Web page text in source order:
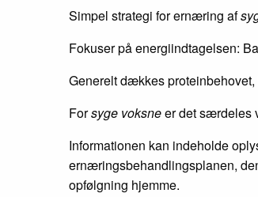
Simpel strategi for ernæring af
Fokuser på energiindtagelsen:
Generelt dækkes
Forsyge voksneer det særdeles
Informationen kan indeholde
ernæringsbehandlingsplanen,
opfølgning hjemme.